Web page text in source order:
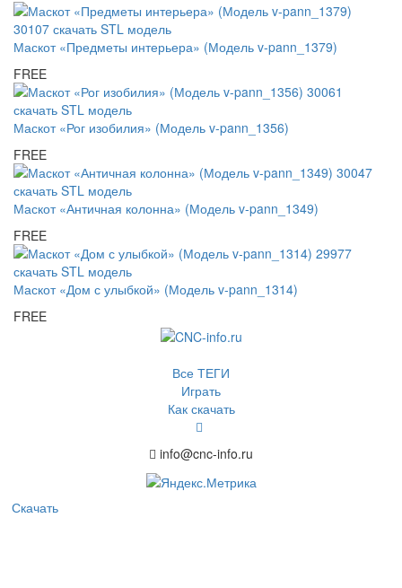
Маскот «Предметы интерьера» (Модель v-pann_1379)
FREE
Маскот «Рог изобилия» (Модель v-pann_1356)
FREE
Маскот «Античная колонна» (Модель v-pann_1349)
FREE
Маскот «Дом с улыбкой» (Модель v-pann_1314)
FREE
Все ТЕГИ
Играть
Как скачать
info@cnc-info.ru
Скачать